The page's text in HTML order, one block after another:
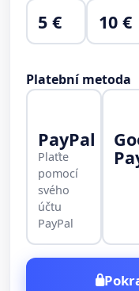
5 € 10 €
Platební metoda
PayPal
Plaťte
pomocí
svého
účtu
PayPal